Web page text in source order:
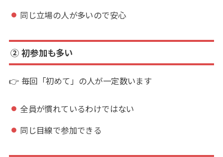
同じ立場の人が多いので安心
② 初参加も多い
👉 毎回「初めて」の人が一定数います
全員が慣れているわけではない
同じ目線で参加できる